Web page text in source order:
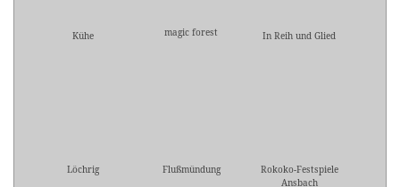
Kühe magic forest In Reih und Glied
Löchrig Flußmündung
Rokoko-Festspiele
Ansbach